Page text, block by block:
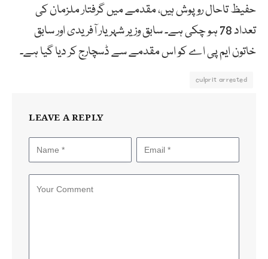
حفیظ تاحال روپوش ہیں، مقدمے میں گرفتار ملزمان کی
تعداد 78 ہو چکی ہے۔ سابق وزیر شہریار آفریدی اور سابق
خاتون ایم پی اے کو اس مقدمے سے ڈسچارج کر دیا گیا ہے۔
culprit arrested
LEAVE A REPLY